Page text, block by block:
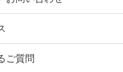
ご質問